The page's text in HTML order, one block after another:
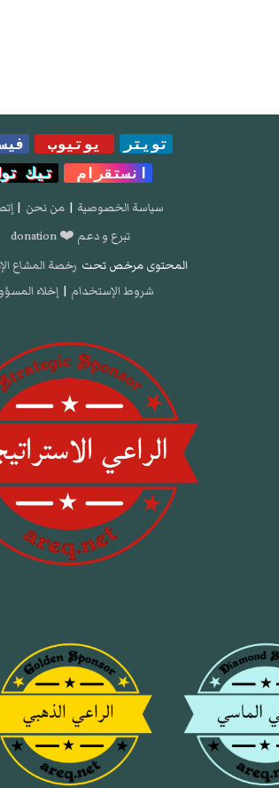
تويتر يوتيوب
انستقرام
تيك
سياسة الخصوصية | من نحن |
تبرع و دعم ❤️ donation
المحتوى مرخص تحت رخصة المشاع
شروط الإستخدام | إخلاء